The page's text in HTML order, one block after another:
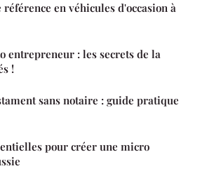
référence en véhicules d'occasion à
entrepreneur : les secrets de la
!
sans notaire : guide pratique
pour créer une micro